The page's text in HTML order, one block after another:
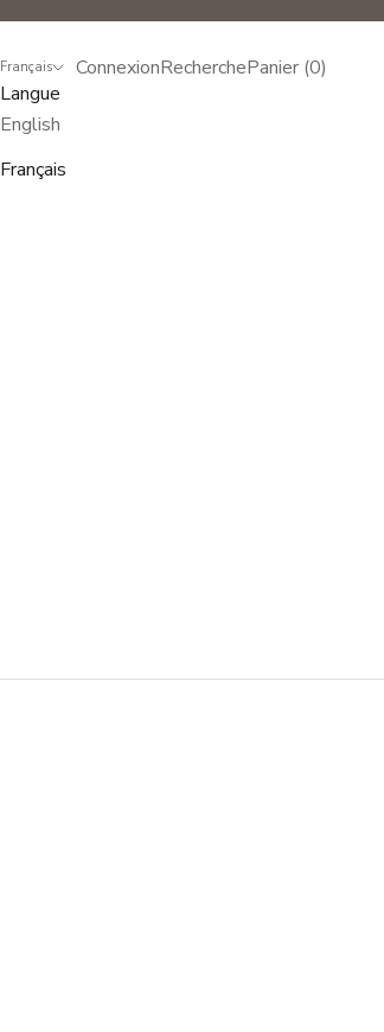
Français
Langue
English
Français
Connexion
ConnexionRecherche
RecherchePanier
Panier (0)